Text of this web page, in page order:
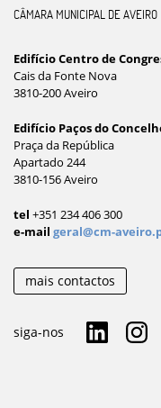
CÂMARA MUNICIPAL DE AVEIRO
Edifício Centro de
Cais da Fonte Nova
3810-200 Aveiro
Edifício Paços do
Praça da República
Apartado 244
3810-156 Aveiro
tel +351 234 406 300
e-mail geral@cm-
mais contactos
siga-nos